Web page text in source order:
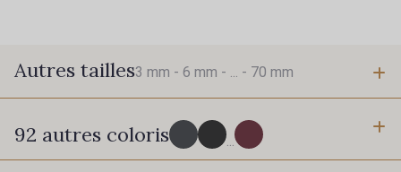
Autres tailles3 mm - 6 mm - ... - 70 mm
3 mm
92 autres coloris ...